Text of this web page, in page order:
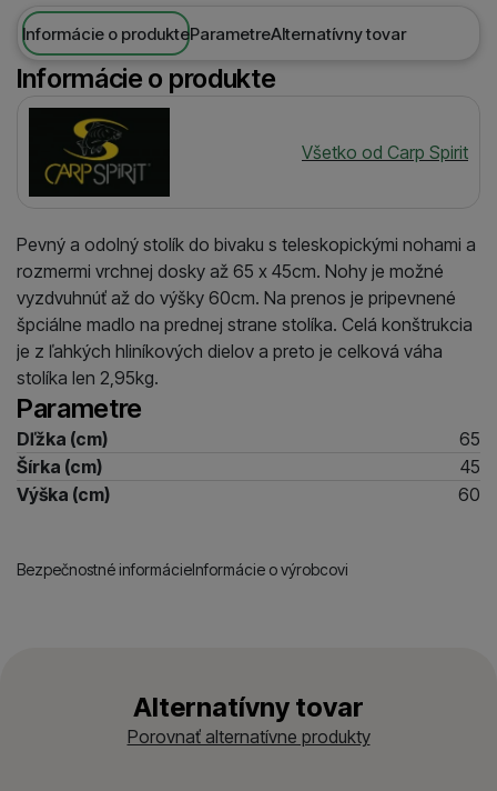
Informácie o produkteParametreAlternatívny tovar
Informácie o produkte
Výrobca
Všetko od Carp Spirit
Pevný a odolný stolík do bivaku s teleskopickými nohami a
rozmermi vrchnej dosky až 65 x 45cm. Nohy je možné
vyzdvuhnúť až do výšky 60cm. Na prenos je pripevnené
špciálne madlo na prednej strane stolíka. Celá konštrukcia
je z ľahkých hliníkových dielov a preto je celková váha
stolíka len 2,95kg.
Parametre
Dľžka (cm)
65
Šírka (cm)
45
Výška (cm)
60
Bezpečnostné informácieInformácie o výrobcovi
Alternatívny tovar
Porovnať alternatívne produkty